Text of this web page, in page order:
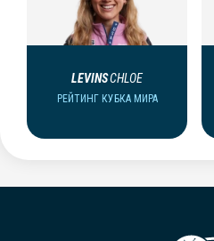
LEVINSCHLOE
РЕЙТИНГ КУБКА МИРА